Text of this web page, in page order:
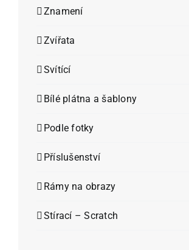
Znamení
Zvířata
Svítící
Bílé plátna a šablony
Podle fotky
Příslušenství
Rámy na obrazy
Stírací – Scratch